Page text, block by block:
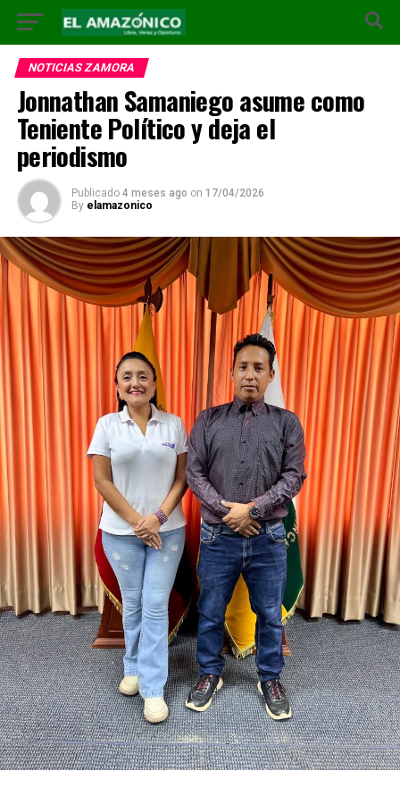
NOTICIAS ZAMORA
Jonnathan Samaniego asume como
Teniente Político y deja el
periodismo
Publicado 4 meses ago on 17/04/2026
By elamazonico